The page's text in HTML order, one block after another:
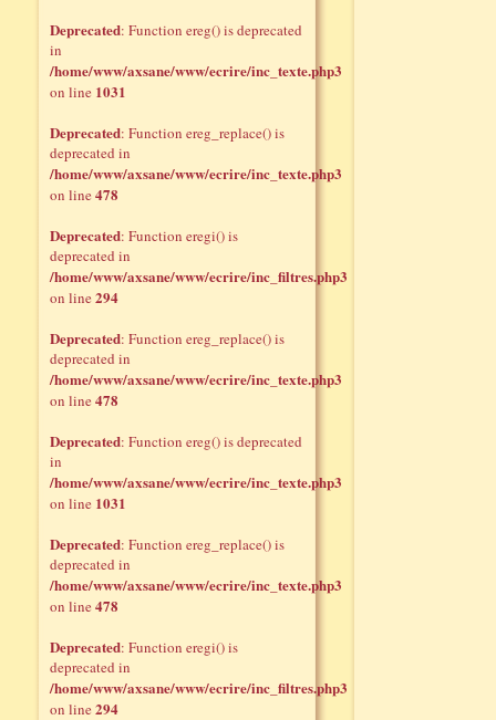
Deprecated: Function ereg() is deprecated
in
/home/www/axsane/www/ecrire/inc_texte.php3
on line 1031
Deprecated: Function ereg_replace() is
deprecated in
/home/www/axsane/www/ecrire/inc_texte.php3
on line478
Deprecated: Function eregi() is
deprecated in
/home/www/axsane/www/ecrire/inc_filtres.php3
on line294
Deprecated: Function ereg_replace() is
deprecated in
/home/www/axsane/www/ecrire/inc_texte.php3
on line478
Deprecated: Function ereg() is deprecated
in
/home/www/axsane/www/ecrire/inc_texte.php3
on line 1031
Deprecated: Function ereg_replace() is
deprecated in
/home/www/axsane/www/ecrire/inc_texte.php3
on line478
Deprecated: Function eregi() is
deprecated in
/home/www/axsane/www/ecrire/inc_filtres.php3
on line294